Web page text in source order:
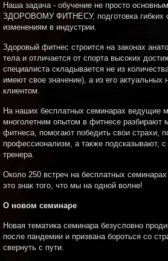
Наша задача - обучение не просто
ЗДОРОВОМУ ФИТНЕСУ, подготовка гибких
изменениям в индустрии.
Здоровый фитнес строится на законах
тела и отличается от спорта высоких
специалиста складывается не из
имеют свое значение), а из его актуальных
клиентом.
На наших бесплатных семинарах ведущие
многолетним опытом в фитнесе разбирают
фитнеса, помогают победить свои страхи,
профессионализм, а также подсказывают, с
тренера.
Около 250 встреч на бесплатных
это знак того, что мы на одной волне!
О новом семинаре
Новая тематика семинара безусловно
после пандемии и призвана бороться со
свернуть с пути.